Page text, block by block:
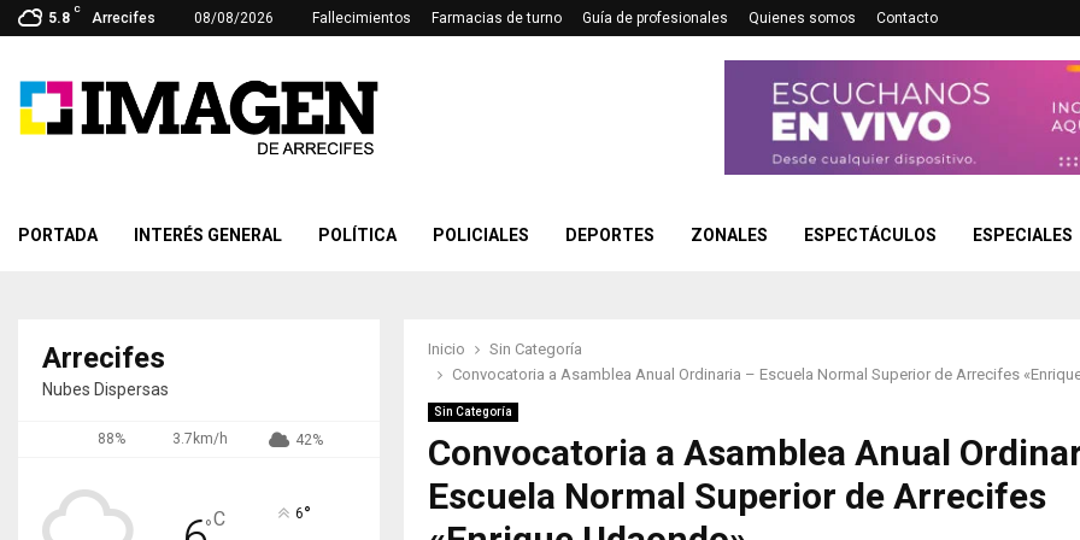
5.8
C
Arrecifes 08/08/2026 Fallecimientos Farmacias de turno Guía de profesionales Quienes somos Contacto
PORTADA INTERÉS GENERAL POLÍTICA POLICIALES DEPORTES ZONALES ESPECTÁCULOS ESPECIALES
Inicio
Sin Categoría
Convocatoria a Asamblea Anual Ordinaria – Escuela Normal Superior de Arrecifes
Sin Categoría
Convocatoria a Asamblea Anual
Escuela Normal Superior de Arrecifes
Arrecifes
Nubes Dispersas
88% 3.7km/h 42%
°C 6°